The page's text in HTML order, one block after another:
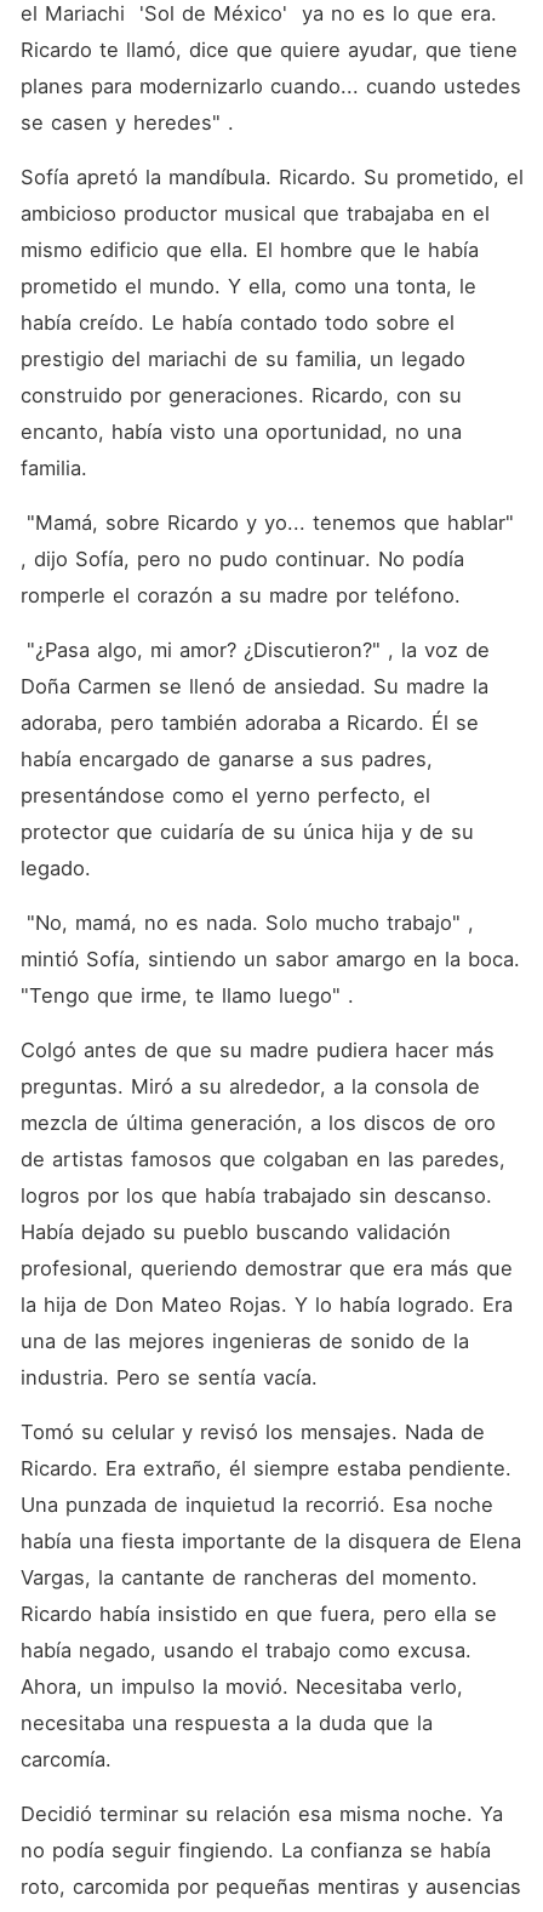
el Mariachi  'Sol de México'  ya no es lo que era.
Ricardo te llamó, dice que quiere ayudar, que tiene
planes para modernizarlo cuando... cuando ustedes
se casen y heredes" .
Sofía apretó la mandíbula. Ricardo. Su prometido, el
ambicioso productor musical que trabajaba en el
mismo edificio que ella. El hombre que le había
prometido el mundo. Y ella, como una tonta, le
había creído. Le había contado todo sobre el
prestigio del mariachi de su familia, un legado
construido por generaciones. Ricardo, con su
encanto, había visto una oportunidad, no una
familia.
, dijo Sofía, pero no pudo continuar. No podía
romperle el corazón a su madre por teléfono.
Doña Carmen se llenó de ansiedad. Su madre la
adoraba, pero también adoraba a Ricardo. Él se
había encargado de ganarse a sus padres,
presentándose como el yerno perfecto, el
protector que cuidaría de su única hija y de su
legado.
mintió Sofía, sintiendo un sabor amargo en la boca.
"Tengo que irme, te llamo luego" .
Colgó antes de que su madre pudiera hacer más
preguntas. Miró a su alrededor, a la consola de
mezcla de última generación, a los discos de oro
de artistas famosos que colgaban en las paredes,
logros por los que había trabajado sin descanso.
Había dejado su pueblo buscando validación
profesional, queriendo demostrar que era más que
la hija de Don Mateo Rojas. Y lo había logrado. Era
una de las mejores ingenieras de sonido de la
industria. Pero se sentía vacía.
Tomó su celular y revisó los mensajes. Nada de
Ricardo. Era extraño, él siempre estaba pendiente.
Una punzada de inquietud la recorrió. Esa noche
había una fiesta importante de la disquera de Elena
Vargas, la cantante de rancheras del momento.
Ricardo había insistido en que fuera, pero ella se
había negado, usando el trabajo como excusa.
Ahora, un impulso la movió. Necesitaba verlo,
necesitaba una respuesta a la duda que la
carcomía.
Decidió terminar su relación esa misma noche. Ya
no podía seguir fingiendo. La confianza se había
roto, carcomida por pequeñas mentiras y ausencias